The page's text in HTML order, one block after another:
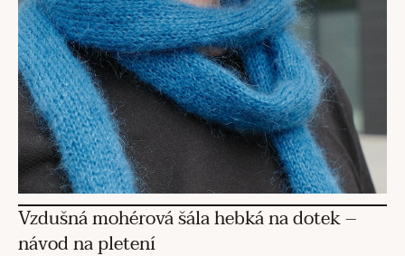
i
s
č
l
Vzdušná mohérová šála hebká na dotek –
návod na pletení